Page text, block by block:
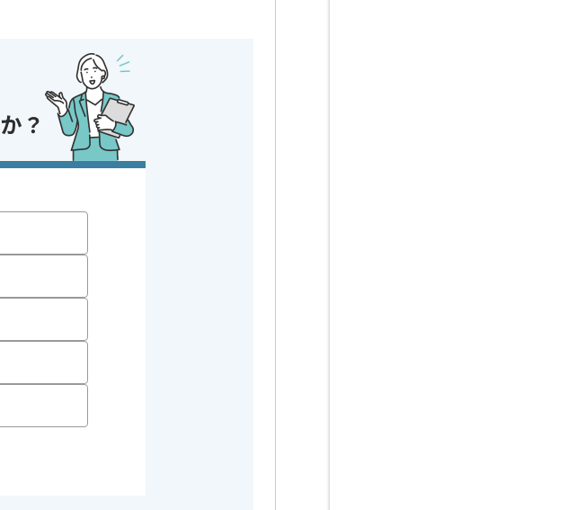
お気軽にご相談ください！
？